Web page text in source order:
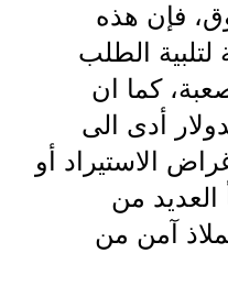
المرحلة الاعدادية
اسئلة وزارية
المرحلة الابتدائية
المرحلة المتوسطة
المرحلة الاعدادية
فإن هذه
لتلبية الطلب
كما ان
أدى الى
الاستيراد أو
من
آمن من